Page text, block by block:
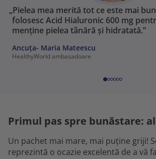
„Pielea mea merită tot ce este mai
folosesc Acid Hialuronic 600 mg
menține pielea tânără și hidratată.”
Ancuța- Maria Mateescu
HealthyWorld ambasadoare
Primul pas spre bunăstare:
Un pachet mai mare, mai puține griji!
reprezintă o ocazie excelentă de a vă